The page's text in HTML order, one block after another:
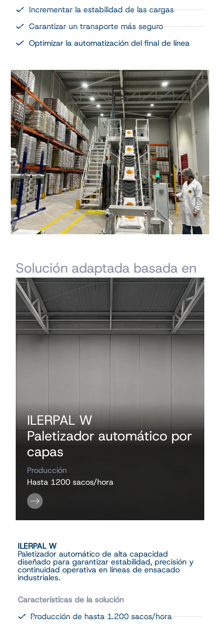
Incrementar la estabilidad de las cargas
Garantizar un transporte más seguro
Optimizar la automatización del final de línea
Solución adaptada basada en
ILERPAL W
Paletizador automático por
capas
Producción
Hasta 1200 sacos/hora
ILERPAL W
Paletizador automático de alta capacidad
diseñado para garantizar estabilidad, precisión y
continuidad operativa en líneas de ensacado
industriales.
Características de la solución
Producción de hasta 1.200 sacos/hora